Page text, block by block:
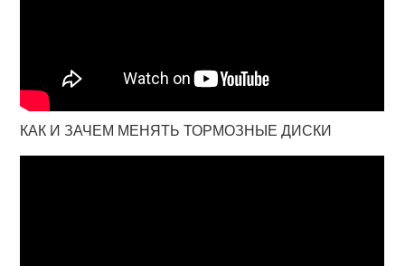
КАК И ЗАЧЕМ МЕНЯТЬ ТОРМОЗНЫЕ ДИСКИ